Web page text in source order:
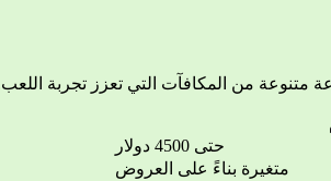
حتى 4500 دولار
متغيرة بناءً على العروض